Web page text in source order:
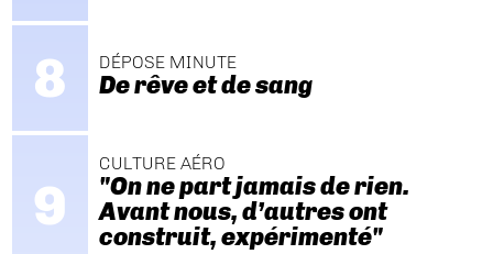
DÉPOSE MINUTE
De rêve et de sang
CULTURE AÉRO
"On ne part jamais de rien.
Avant nous, d’autres ont
construit, expérimenté"